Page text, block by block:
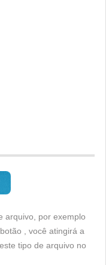
arquivo, por exemplo
, você atingirá a
tipo de arquivo no